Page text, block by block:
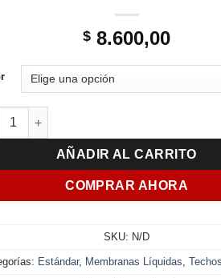
$ 8.600,00
PREMIUM Membrana Líquida
AÑADIR AL CARRITO
COMPRAR AHORA
SKU: N/D
Estándar, Membranas Líquidas ,